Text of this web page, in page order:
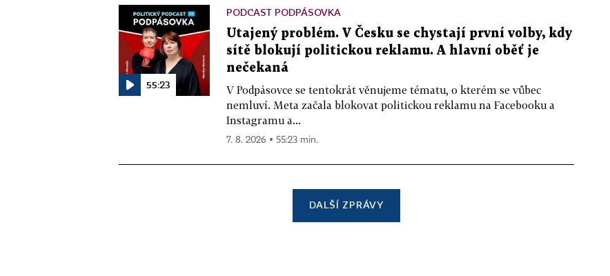
55:23
PODCAST PODPÁSOVKA
Utajený problém. V Česku se chystají první volby, kdy
sítě blokují politickou reklamu. A hlavní oběť je
nečekaná
V Podpásovce se tentokrát věnujeme tématu, o kterém se vůbec
nemluví. Meta začala blokovat politickou reklamu na Facebooku a
Instagramu a...
7. 8. 2026 ▪ 55:23 min.
DALŠÍ ZPRÁVY